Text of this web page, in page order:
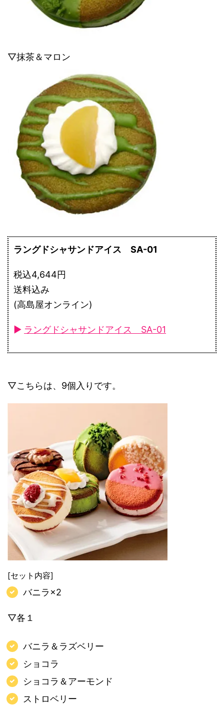
▽抹茶＆マロン
ラングドシャサンドアイス SA-01
税込4,644円
送料込み
(高島屋オンライン)
► ラングドシャサンドアイス SA-01
▽こちらは、9個入りです。
[セット内容]
バニラ×2
▽各１
バニラ＆ラズベリー
ショコラ
ショコラ＆アーモンド
ストロベリー